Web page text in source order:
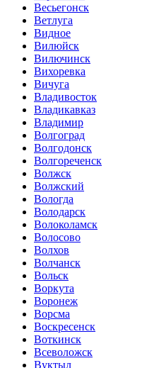
Весьегонск
Ветлуга
Видное
Вилюйск
Вилючинск
Вихоревка
Вичуга
Владивосток
Владикавказ
Владимир
Волгоград
Волгодонск
Волгореченск
Волжск
Волжский
Вологда
Володарск
Волоколамск
Волосово
Волхов
Волчанск
Вольск
Воркута
Воронеж
Ворсма
Воскресенск
Воткинск
Всеволожск
Вуктыл